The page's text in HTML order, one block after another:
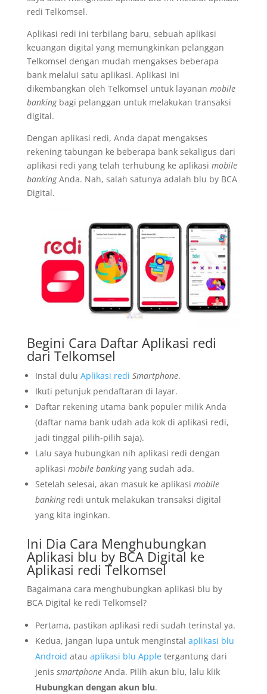
redi Telkomsel.
Aplikasi redi ini terbilang baru, sebuah aplikasi
keuangan digital yang memungkinkan pelanggan
Telkomsel dengan mudah mengakses beberapa
bank melalui satu aplikasi. Aplikasi ini
dikembangkan oleh Telkomsel untuk layanan mobile
bankingbagi pelanggan untuk melakukan transaksi
digital.
Dengan aplikasi redi, Anda dapat mengakses
rekening tabungan ke beberapa bank sekaligus dari
aplikasi redi yang telah terhubung ke aplikasi mobile
bankingAnda. Nah, salah satunya adalah blu by BCA
Digital.
Begini Cara Daftar Aplikasi redi
dari Telkomsel
Instal dulu Aplikasi redi Smartphone.
Ikuti petunjuk pendaftaran di layar.
Daftar rekening utama bank populer milik Anda
(daftar nama bank udah ada kok di aplikasi redi,
jadi tinggal pilih-pilih saja).
Lalu saya hubungkan nih aplikasi redi dengan
aplikasi mobile bankingyang sudah ada.
Setelah selesai, akan masuk ke aplikasi mobile
bankingredi untuk melakukan transaksi digital
yang kita inginkan.
Ini Dia Cara Menghubungkan
Aplikasi blu by BCA Digital ke
Aplikasi redi Telkomsel
Bagaimana cara menghubungkan aplikasi blu by
BCA Digital ke redi Telkomsel?
Pertama, pastikan aplikasi redi sudah terinstal ya.
Kedua, jangan lupa untuk menginstal aplikasi blu
Android atau aplikasi blu Appletergantung dari
jenis smartphoneAnda. Pilih akun blu, lalu klik
Hubungkan dengan akun blu.